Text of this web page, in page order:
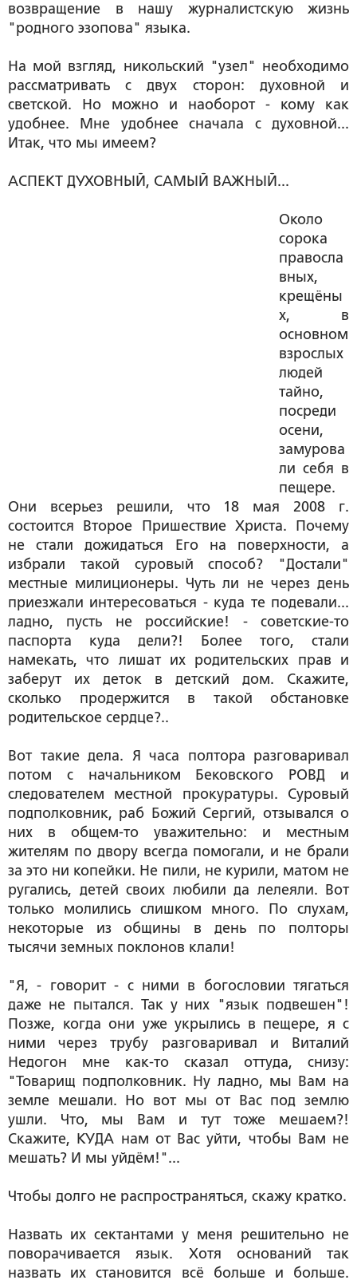
возвращение в нашу журналистскую жизнь
"родного эзопова" языка.
На мой взгляд, никольский "узел" необходимо
рассматривать с двух сторон: духовной и
светской. Но можно и наоборот - кому как
удобнее. Мне удобнее сначала с духовной...
Итак, что мы имеем?
АСПЕКТ ДУХОВНЫЙ, САМЫЙ ВАЖНЫЙ...
Около
сорока
правосла
вных,
крещёны
х, в
основном
взрослых
людей
тайно,
посреди
осени,
замурова
ли себя в
пещере.
Они всерьез решили, что 18 мая 2008 г.
состоится Второе Пришествие Христа. Почему
не стали дожидаться Его на поверхности, а
избрали такой суровый способ? "Достали"
местные милиционеры. Чуть ли не через день
приезжали интересоваться - куда те подевали...
ладно, пусть не российские! - советские-то
паспорта куда дели?! Более того, стали
намекать, что лишат их родительских прав и
заберут их деток в детский дом. Скажите,
сколько продержится в такой обстановке
родительское сердце?..
Вот такие дела. Я часа полтора разговаривал
потом с начальником Бековского РОВД и
следователем местной прокуратуры. Суровый
подполковник, раб Божий Сергий, отзывался о
них в общем-то уважительно: и местным
жителям по двору всегда помогали, и не брали
за это ни копейки. Не пили, не курили, матом не
ругались, детей своих любили да лелеяли. Вот
только молились слишком много. По слухам,
некоторые из общины в день по полторы
тысячи земных поклонов клали!
"Я, - говорит - с ними в богословии тягаться
даже не пытался. Так у них "язык подвешен"!
Позже, когда они уже укрылись в пещере, я с
ними через трубу разговаривал и Виталий
Недогон мне как-то сказал оттуда, снизу:
"Товарищ подполковник. Ну ладно, мы Вам на
земле мешали. Но вот мы от Вас под землю
ушли. Что, мы Вам и тут тоже мешаем?!
Скажите, КУДА нам от Вас уйти, чтобы Вам не
мешать? И мы уйдём!"...
Чтобы долго не распространяться, скажу кратко.
Назвать их сектантами у меня решительно не
поворачивается язык. Хотя оснований так
назвать их становится всё больше и больше.